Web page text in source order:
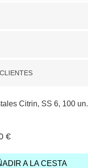
Citrin, SS 6, 100 un.
€
A LA CESTA